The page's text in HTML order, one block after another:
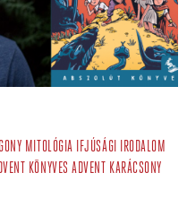
MITOLÓGIA IFJÚSÁGI IRODALOM
KÖNYVES ADVENT KARÁCSONY